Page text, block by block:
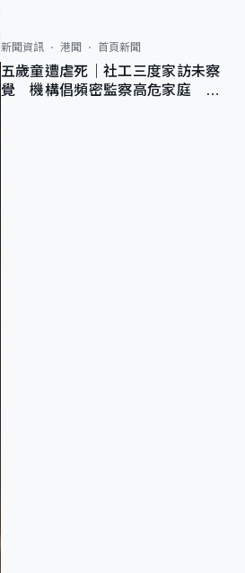
新聞資訊 港聞 首頁新聞
五歲童遭虐死｜社工三度家訪未察
覺 機構倡頻密監察高危家庭 管